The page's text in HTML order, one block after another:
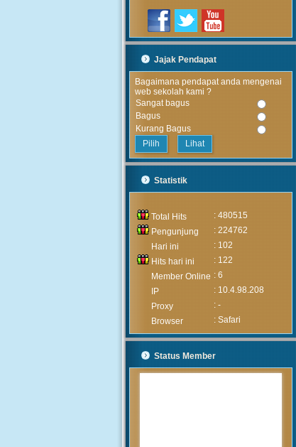
Jajak Pendapat
Bagaimana pendapat anda mengenai
web sekolah kami ?
Sangat bagus
Bagus
Kurang Bagus
Lihat
Statistik
Total Hits
: 480515
Pengunjung
: 224762
Hari ini
: 102
Hits hari ini
: 122
Member Online : 6
IP
: 10.4.98.208
Proxy
: -
Browser
: Safari
Status Member